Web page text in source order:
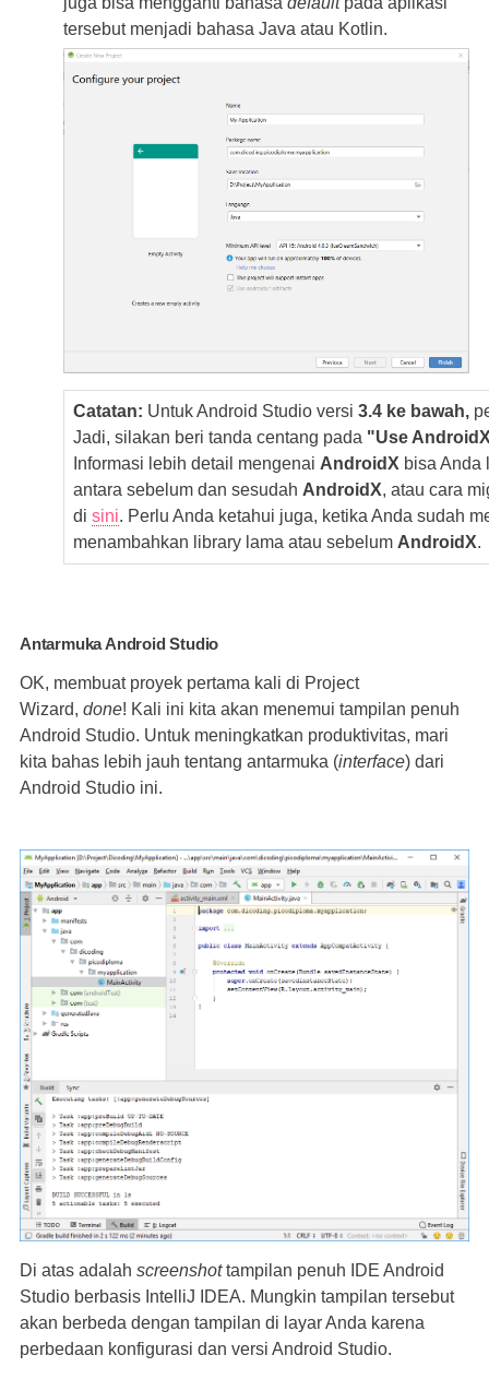
tersebut menjadi bahasa Java atau Kotlin.
Catatan: Untuk Android Studio versi 3.4 ke bawah,
Jadi, silakan beri tanda centang pada "Use
Informasi lebih detail mengenai AndroidX bisa Anda
antara sebelum dan sesudah AndroidX, atau cara
di sini. Perlu Anda ketahui juga, ketika Anda sudah
menambahkan library lama atau sebelum AndroidX.
Antarmuka Android Studio
OK, membuat proyek pertama kali di Project
Wizard, done! Kali ini kita akan menemui tampilan penuh
Android Studio. Untuk meningkatkan produktivitas, mari
kita bahas lebih jauh tentang antarmuka (interface) dari
Android Studio ini.
Di atas adalah screenshottampilan penuh IDE Android
Studio berbasis IntelliJ IDEA. Mungkin tampilan tersebut
akan berbeda dengan tampilan di layar Anda karena
perbedaan konfigurasi dan versi Android Studio.